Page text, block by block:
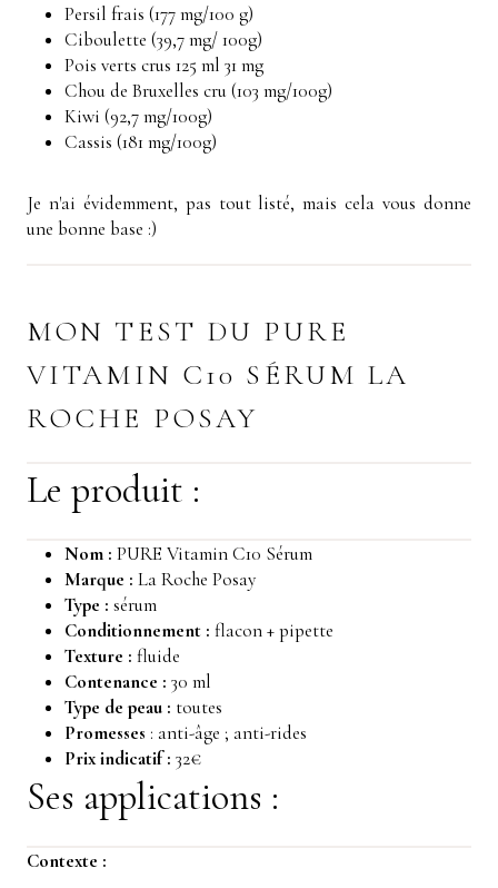
Persil frais (177 mg/100 g)
Ciboulette (39,7 mg/ 100g)
Pois verts crus 125 ml 31 mg
Chou de Bruxelles cru (103 mg/100g)
Kiwi (92,7 mg/100g)
Cassis (181 mg/100g)
Je n'ai évidemment, pas tout listé, mais cela vous donne
une bonne base :)
MON TEST DU PURE
VITAMIN C10 SÉRUM LA
ROCHE POSAY
Le produit :
Nom : PURE Vitamin C10 Sérum
Marque : La Roche Posay
Type : sérum
Conditionnement : flacon + pipette
Texture : fluide
Contenance : 30 ml
Type de peau : toutes
Promesses : anti-âge ; anti-rides
Prix indicatif : 32€
Ses applications :
Contexte :